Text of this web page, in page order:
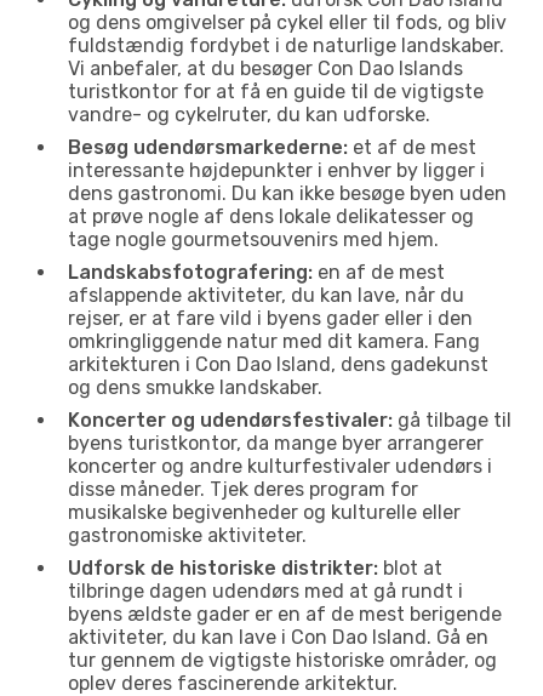
og dens omgivelser på cykel eller til fods, og bliv
fuldstændig fordybet i de naturlige landskaber.
Vi anbefaler, at du besøger Con Dao Islands
turistkontor for at få en guide til de vigtigste
vandre- og cykelruter, du kan udforske.
Besøg udendørsmarkederne: et af de mest
interessante højdepunkter i enhver by ligger i
dens gastronomi. Du kan ikke besøge byen uden
at prøve nogle af dens lokale delikatesser og
tage nogle gourmetsouvenirs med hjem.
Landskabsfotografering: en af de mest
afslappende aktiviteter, du kan lave, når du
rejser, er at fare vild i byens gader eller i den
omkringliggende natur med dit kamera. Fang
arkitekturen i Con Dao Island, dens gadekunst
og dens smukke landskaber.
Koncerter og udendørsfestivaler: gå tilbage til
byens turistkontor, da mange byer arrangerer
koncerter og andre kulturfestivaler udendørs i
disse måneder. Tjek deres program for
musikalske begivenheder og kulturelle eller
gastronomiske aktiviteter.
Udforsk de historiske distrikter: blot at
tilbringe dagen udendørs med at gå rundt i
byens ældste gader er en af de mest berigende
aktiviteter, du kan lave i Con Dao Island. Gå en
tur gennem de vigtigste historiske områder, og
oplev deres fascinerende arkitektur.